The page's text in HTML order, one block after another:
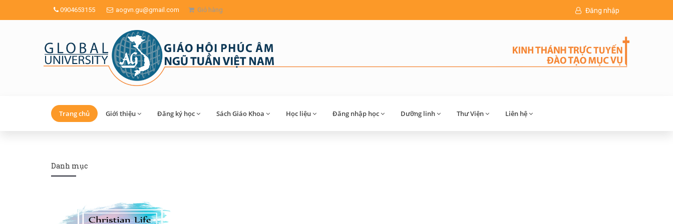
0904653155 aogvn.gu@gmail.com Giỏ hàng Đăng nhập
Trang chủ Giới thiệu Đăng ký học Sách Giáo Khoa Học liệu Đăng nhập học Dưỡng linh Thư Viện Liên hệ
Danh mục